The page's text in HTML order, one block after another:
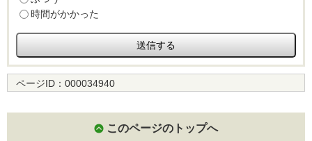
時間がかかった
ページID： 000034940
このページのトップへ